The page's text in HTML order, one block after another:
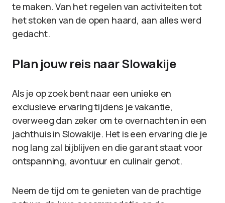
te maken. Van het regelen van activiteiten tot
het stoken van de open haard, aan alles werd
gedacht.
Plan jouw reis naar Slowakije
Als je op zoek bent naar een unieke en
exclusieve ervaring tijdens je vakantie,
overweeg dan zeker om te overnachten in een
jachthuis in Slowakije. Het is een ervaring die je
nog lang zal bijblijven en die garant staat voor
ontspanning, avontuur en culinair genot.
Neem de tijd om te genieten van de prachtige